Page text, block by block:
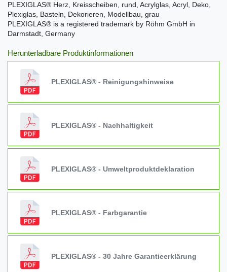
PLEXIGLAS® Herz, Kreisscheiben, rund, Acrylglas, Acryl, Deko,
Plexiglas, Basteln, Dekorieren, Modellbau, grau
PLEXIGLAS® is a registered trademark by Röhm GmbH in
Darmstadt, Germany
Herunterladbare Produktinformationen
PLEXIGLAS® - Reinigungshinweise
PLEXIGLAS® - Nachhaltigkeit
PLEXIGLAS® - Umweltproduktdeklaration
PLEXIGLAS® - Farbgarantie
PLEXIGLAS® - 30 Jahre Garantieerklärung